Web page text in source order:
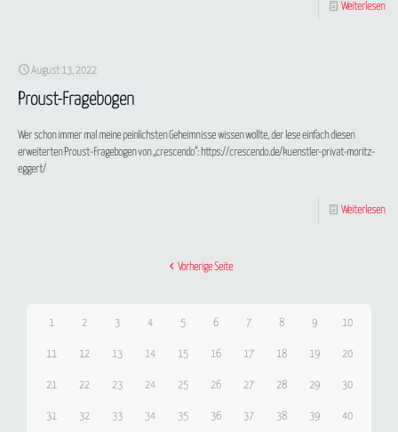
Weiterlesen
August 13, 2022
Proust-Fragebogen
Wer schon immer mal meine peinlichsten Geheimnisse wissen wollte, der lese einfach diesen
erweiterten Proust-Fragebogen von „crescendo“: https://crescendo.de/kuenstler-privat-moritz-
eggert/
Weiterlesen
Vorherige Seite
1 2 3 4 5 6 7 8 9 10
11 12 13 14 15 16 17 18 19 20
21 22 23 24 25 26 27 28 29 30
31 32 33 34 35 36 37 38 39 40